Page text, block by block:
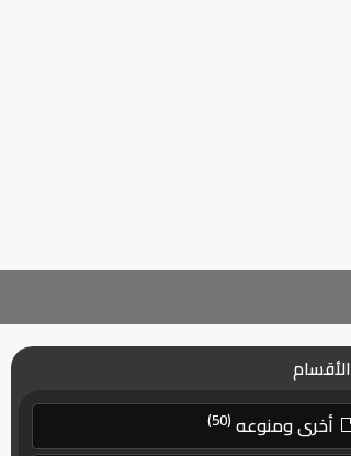
الأقسام
أخرى ومنوعه (50)